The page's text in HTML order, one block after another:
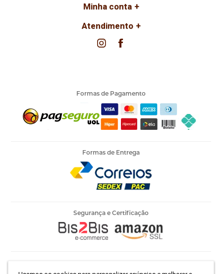
Minha conta
Atendimento
Formas de Pagamento
Formas de Entrega
Segurança e Certificação